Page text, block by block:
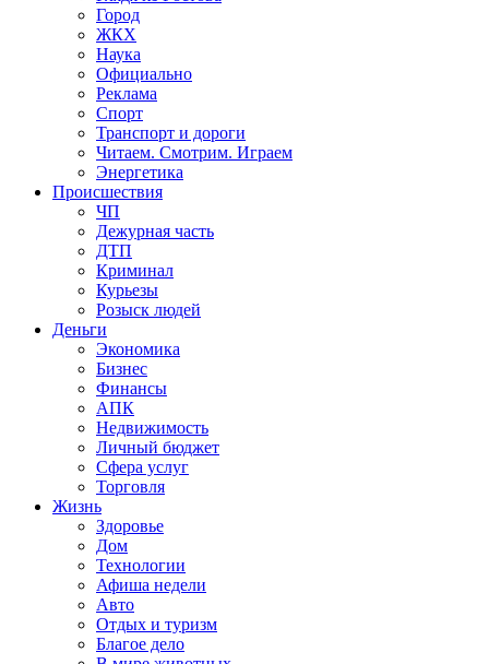
Город
ЖКХ
Наука
Официально
Реклама
Спорт
Транспорт и дороги
Читаем. Смотрим. Играем
Энергетика
Происшествия
ЧП
Дежурная часть
ДТП
Криминал
Курьезы
Розыск людей
Деньги
Экономика
Бизнес
Финансы
АПК
Недвижимость
Личный бюджет
Сфера услуг
Торговля
Жизнь
Здоровье
Дом
Технологии
Афиша недели
Авто
Отдых и туризм
Благое дело